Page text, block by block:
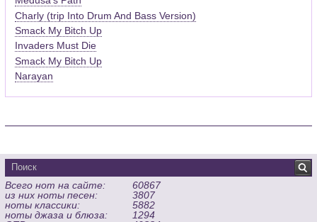
виде табулатур или нотной графики (при создании
табулатуры отображается соответствующая ей строчка с
нотами и наоборот);
Создание произведений для духовых, струнных, клавишных
и других музыкальных инструментов;
Интеграция текста песен в ноты и привязка его к нотам
Встроенный определитель и визуализатор аккордов для
Экспортирование музыкальных партитур в MIDI, ASCII,
MusicXML, WAV, PNG, PDF, GP5 (в Guitar Pro 6), подготовка к
печати;
Импортирование из MIDI, ASCII,MusicXML, Power Tab (.ptb),
TablEdit (.tef)
Charly (trip Into Drum And Bass Version)
Smack My Bitch Up
Invaders Must Die
Smack My Bitch Up
Narayan
Всего нот на сайте:
60867
из них ноты песен:
3807
ноты классики:
5882
ноты джаза и блюза:
1294